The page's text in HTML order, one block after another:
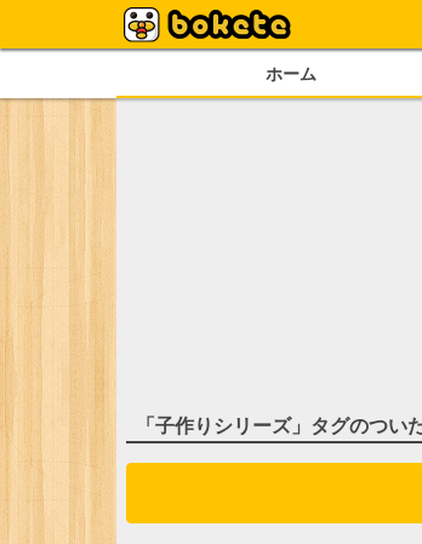
ホーム
「子作りシリーズ」タグのつい